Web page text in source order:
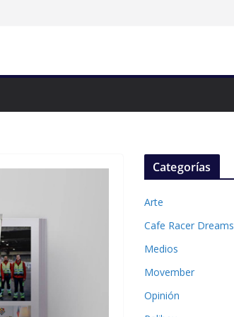
Categorías
Arte
Cafe Racer Dreams
Medios
Movember
Opinión